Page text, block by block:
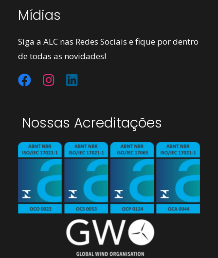
Mídias
Siga a ALC nas Redes Sociais e fique por dentro
de todas as novidades!
Nossas Acreditações